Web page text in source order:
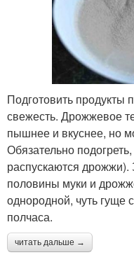
Подготовить продукты
свежесть. Дрожжевое
пышнее и вкуснее, но
Обязательно
распускаются дрожжи).
половины муки и
однородной, чуть гуще
полчаса.
читать дальше →